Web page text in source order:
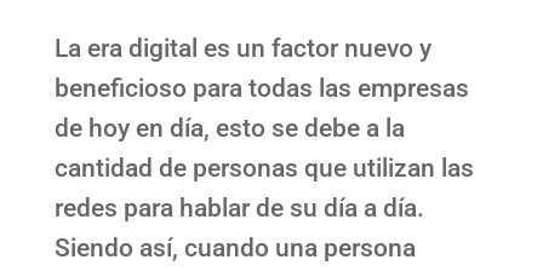
La era digital es un factor nuevo y
beneficioso para todas las empresas
de hoy en día, esto se debe a la
cantidad de personas que utilizan las
redes para hablar de su día a día.
Siendo así, cuando una persona